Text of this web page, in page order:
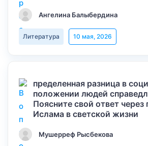
Ангелина Балыбердина
Литература 10 мая, 2026
пределенная разница в
положении людей
Поясните свой ответ через
Ислама в светской жизни
Мушерреф Рысбекова